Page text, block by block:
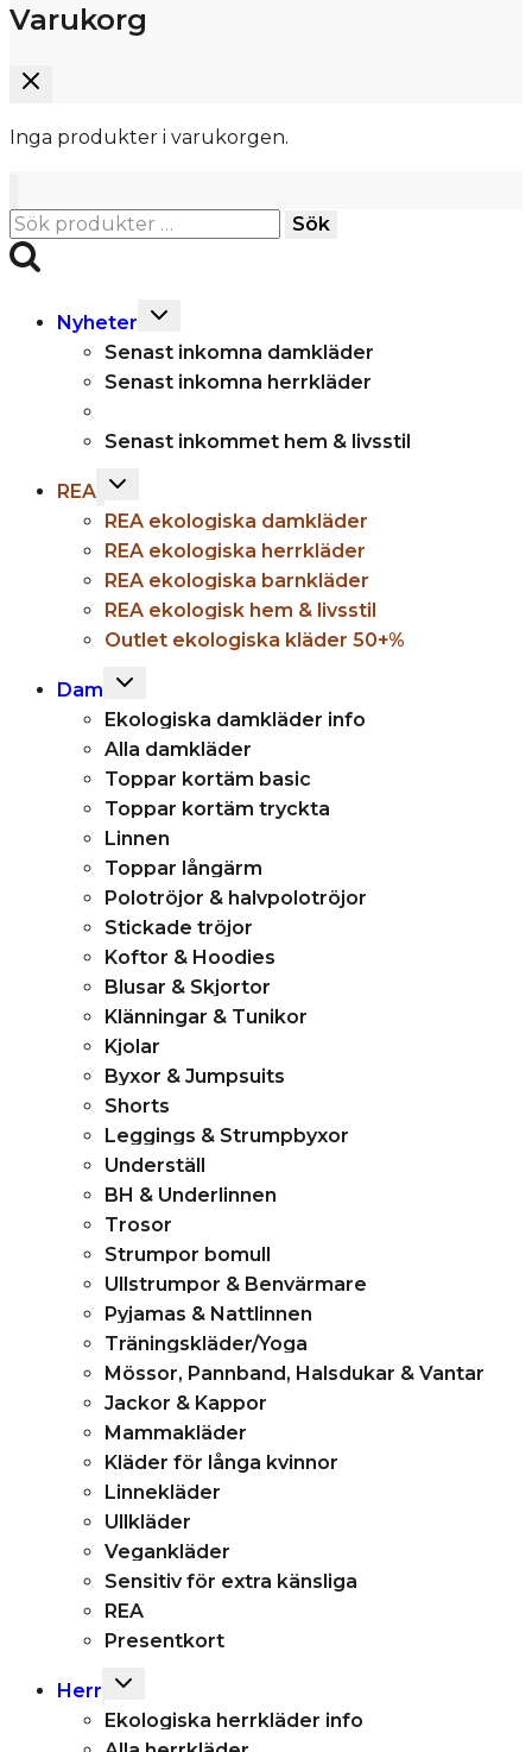
Varukorg
Inga produkter i varukorgen.
Sök
efter:
Sök
Nyheter
Toggle
child
menu
Senast inkomna damkläder
Senast inkomna herrkläder
Senast inkommet hem & livsstil
REA Toggle
menu
REA ekologiska damkläder
REA ekologiska herrkläder
REA ekologiska barnkläder
REA ekologisk hem & livsstil
Outlet ekologiska kläder 50+%
Dam
Toggle
menu
Ekologiska damkläder info
Alla damkläder
Toppar kortäm basic
Toppar kortäm tryckta
Linnen
Toppar långärm
Polotröjor & halvpolotröjor
Stickade tröjor
Koftor & Hoodies
Blusar & Skjortor
Klänningar & Tunikor
Kjolar
Byxor & Jumpsuits
Shorts
Leggings & Strumpbyxor
Underställ
BH & Underlinnen
Trosor
Strumpor bomull
Ullstrumpor & Benvärmare
Pyjamas & Nattlinnen
Träningskläder/Yoga
Mössor, Pannband, Halsdukar & Vantar
Jackor & Kappor
Mammakläder
Kläder för långa kvinnor
Linnekläder
Ullkläder
Vegankläder
Sensitiv för extra känsliga
REA
Presentkort
Herr
Toggle
menu
Ekologiska herrkläder info